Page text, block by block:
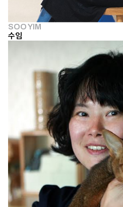
SOO YIM
수임